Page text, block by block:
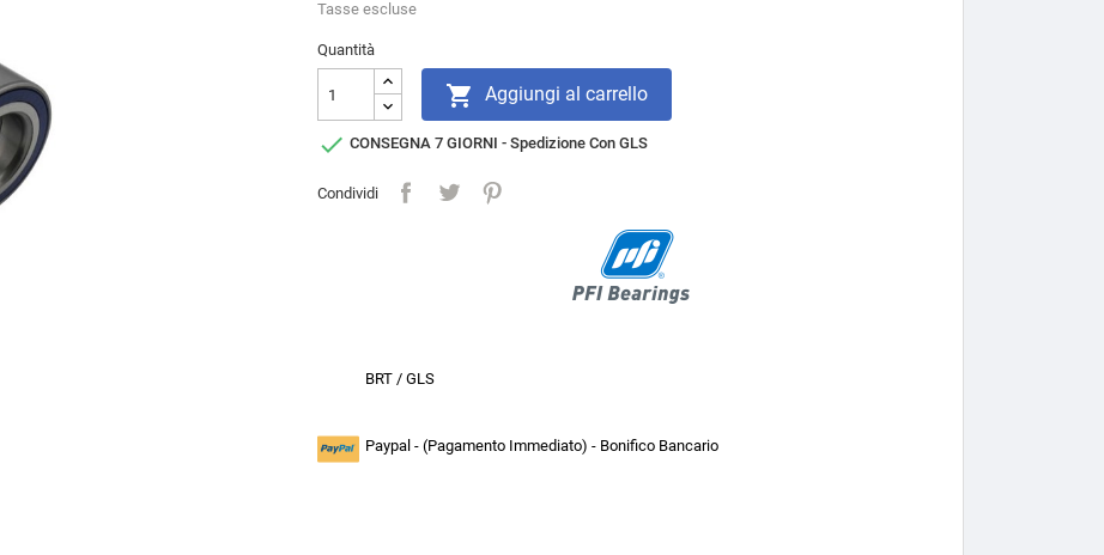
Tasse escluse
Quantità
 Aggiungi al carrello
 CONSEGNA 7 GIORNI - Spedizione Con GLS
Condividi
BRT / GLS
Paypal - (Pagamento Immediato) - Bonifico Bancario